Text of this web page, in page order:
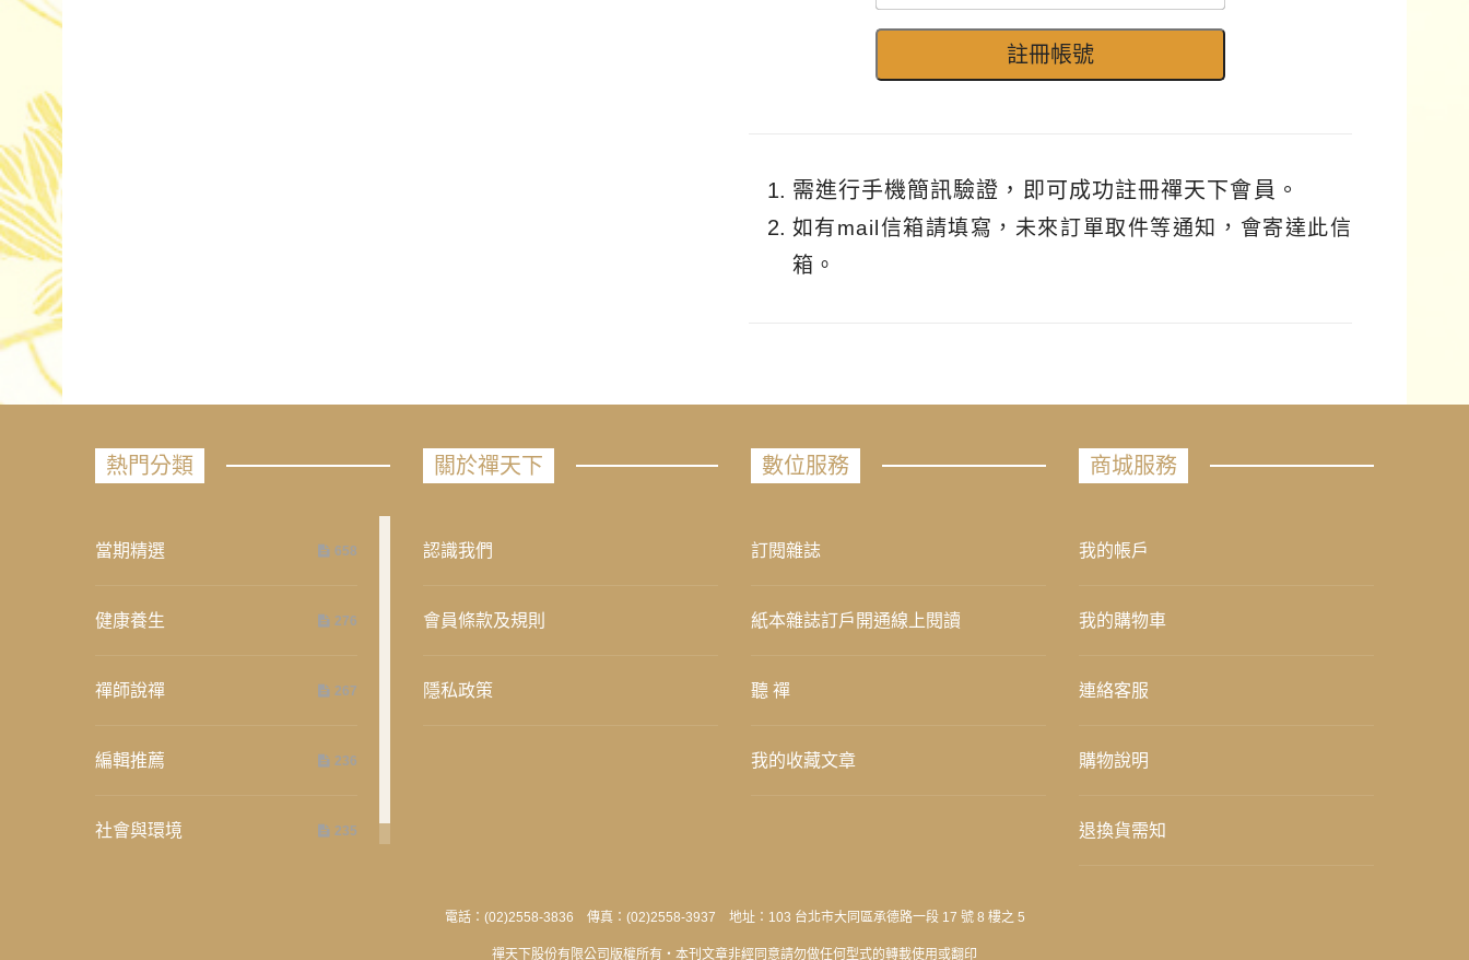
需進行手機簡訊驗證，即可成功註冊禪天下會員。
如有mail信箱請填寫，未來訂單取件等通知，會寄達此信
箱。
熱門分類
當期精選 658
健康養生 276
禪師說禪 267
編輯推薦 236
社會與環境 235
關於禪天下
認識我們
會員條款及規則
隱私政策
數位服務
訂閱雜誌
紙本雜誌訂戶開通線上閱讀
聽 禪
我的收藏文章
商城服務
我的帳戶
我的購物車
連絡客服
購物說明
退換貨需知
電話：(02)2558-3836 傳真：(02)2558-3937 地址：103 台北市大同區承德路一段 17 號 8 樓之 5
禪天下股份有限公司版權所有‧本刊文章非經同意請勿做任何型式的轉載使用或翻印